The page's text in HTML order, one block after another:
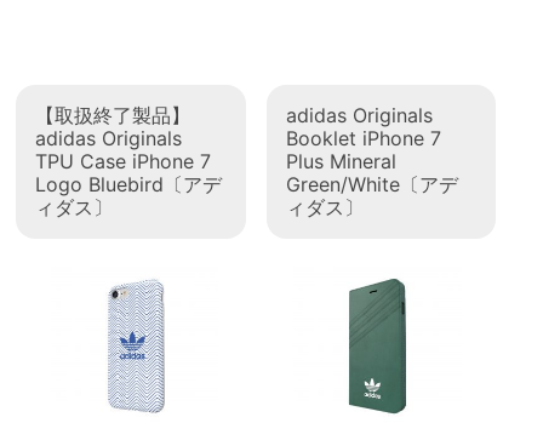
【取扱終了製品】
adidas Originals
TPU Case iPhone 7
Logo Bluebird〔アデ
ィダス〕
adidas Originals
Booklet iPhone 7
Plus Mineral
Green/White〔アデ
ィダス〕